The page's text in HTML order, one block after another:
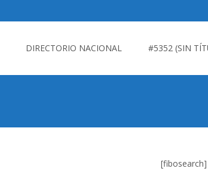
DIRECTORIO NACIONAL #5352 (SIN
[fibosearch]